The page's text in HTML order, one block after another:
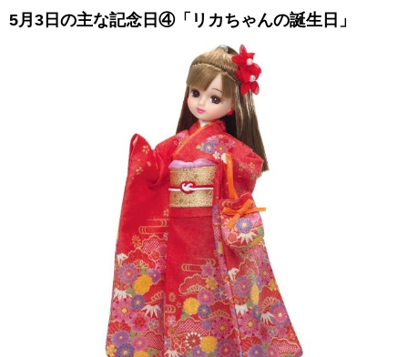
5月3日の主な記念日④「リカちゃんの誕生日」